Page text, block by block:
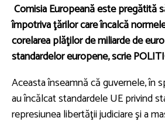
Comisia Europeană este pregătită
împotriva ţărilor care încalcă
corelarea plăţilor de miliarde de
standardelor europene, scrie
Aceasta înseamnă că guvernele, în
au încălcat standardele UE privind
represiunea libertăţii judiciare şi a